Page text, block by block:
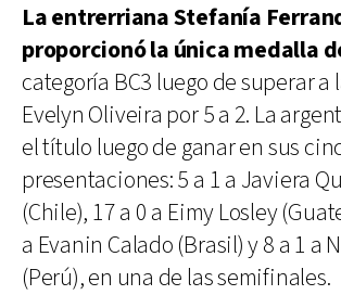
La entrerriana Stefanía
proporcionó la única medalla
categoría BC3 luego de superar a
Evelyn Oliveira por 5 a 2. La
el título luego de ganar en sus
presentaciones: 5 a 1 a Javiera
(Chile), 17 a 0 a Eimy Losley
a Evanin Calado (Brasil) y 8 a 1 a
(Perú), en una de las semifinales.